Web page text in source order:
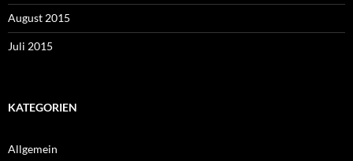
August 2015
Juli 2015
KATEGORIEN
Allgemein